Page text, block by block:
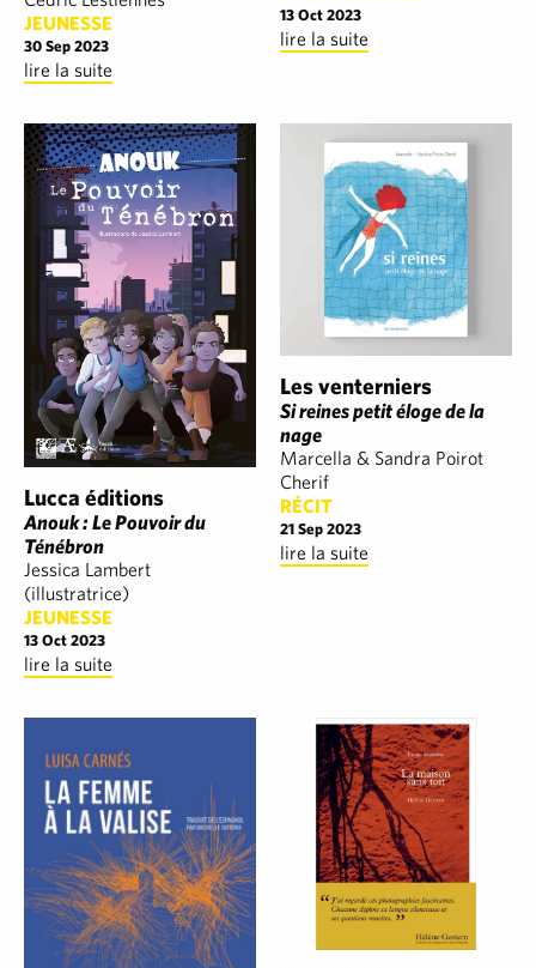
JEUNESSE
30 Sep 2023
lire la suite
13 Oct 2023
lire la suite
Lucca éditions
Anouk : Le Pouvoir du
Ténébron
Jessica Lambert
(illustratrice)
JEUNESSE
13 Oct 2023
lire la suite
Les venterniers
Si reines petit éloge de la
nage
Marcella & Sandra Poirot
Cherif
RÉCIT
21 Sep 2023
lire la suite